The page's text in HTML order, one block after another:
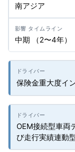
南アジア
中期 （2〜4年）
保険金重大度イ
OEM接続型車両
び走行実績連動